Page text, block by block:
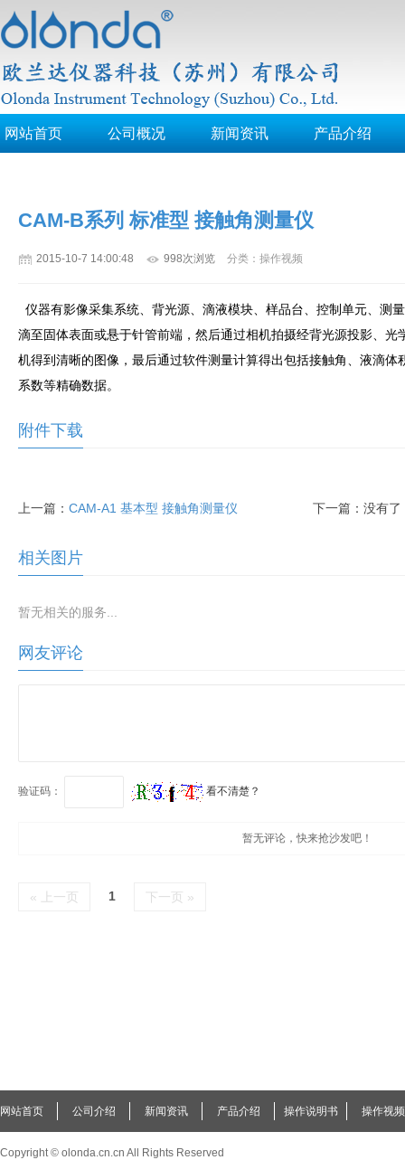
网站首页 公司概况 新闻资讯 产品介绍
CAM-B系列 标准型 接触角测量仪
2015-10-7 14:00:48 998次浏览 分类：操作视频
仪器有影像采集系统、背光源、滴液模块、样品台、控制单元、测
滴至固体表面或悬于针管前端，然后通过相机拍摄经背光源投影、光
机得到清晰的图像，最后通过软件测量计算得出包括接触角、液滴体
系数等精确数据。
附件下载
上一篇： CAM-A1 基本型 接触角测量仪 下一篇：没有了
相关图片
暂无相关的服务...
网友评论
验证码： 看不清楚？
暂无评论，快来抢沙发吧！
« 上一页 1 下一页 »
网站首页 公司介绍 新闻资讯 产品介绍 操作说明书 操作视频
Copyright © olonda.cn.cn All Rights Reserved